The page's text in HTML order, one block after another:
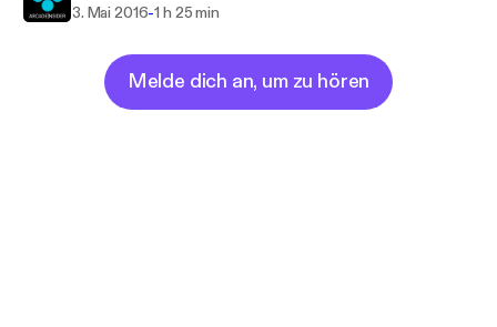
3. Mai 2016-1 h 25 min
Melde dich an, um zu hören